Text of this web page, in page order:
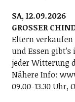
SA, 12.09.2026
GROSSER
Eltern verkaufen
und Essen
jeder Witterung
Nähere Info:
09.00-13.30